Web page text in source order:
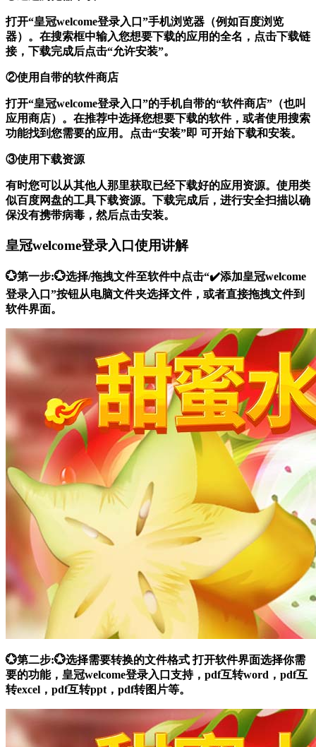
打开“皇冠welcome登录入口”手机浏览器（例如百度浏览
器）。在搜索框中输入您想要下载的应用的全名，点击下载链
接，下载完成后点击“允许安装”。
②使用自带的软件商店
打开“皇冠welcome登录入口”的手机自带的“软件商店”（也叫
应用商店）。在推荐中选择您想要下载的软件，或者使用搜索
功能找到您需要的应用。点击“安装”即 可开始下载和安装。
③使用下载资源
有时您可以从其他人那里获取已经下载好的应用资源。使用类
似百度网盘的工具下载资源。下载完成后，进行安全扫描以确
保没有携带病毒，然后点击安装。
皇冠welcome登录入口使用讲解
💮第一步:💮选择/拖拽文件至软件中点击“✔️添加皇冠welcome
登录入口”按钮从电脑文件夹选择文件，或者直接拖拽文件到
软件界面。
💮第二步:💮选择需要转换的文件格式 打开软件界面选择你需
要的功能，皇冠welcome登录入口支持，pdf互转word，pdf互
转excel，pdf互转ppt，pdf转图片等。